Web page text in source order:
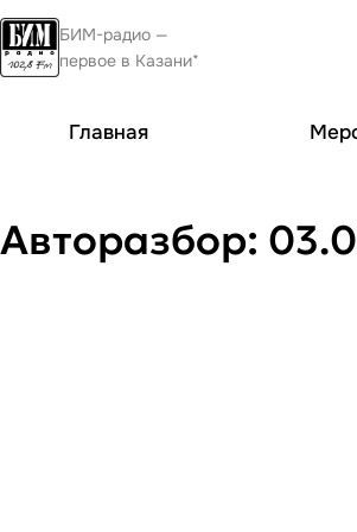
БИМ-радио —
первое в Казани*
Главная
Авторазбор: